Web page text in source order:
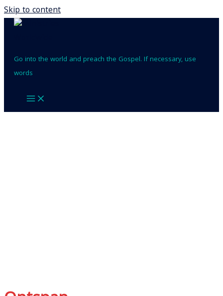
Skip to content
Go into the world and preach the Gospel. If necessary, use
words